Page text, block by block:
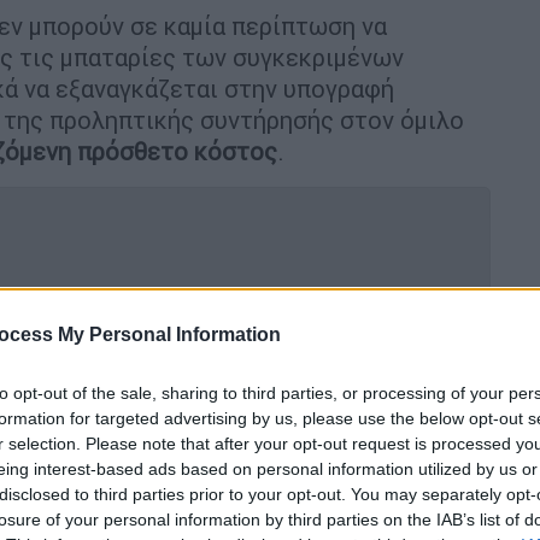
My Personal Information
opt-out of the sale, sharing to third parties, or processing of your
for targeted advertising by us, please use the below opt-out
selection. Please note that after your opt-out request is processed
interest-based ads based on personal information utilized by us
to third parties prior to your opt-out. You may separately
of your personal information by third parties on the IAB’s list of
μπορούν σε καμία περίπτωση να
τις μπαταρίες των συγκεκριμένων
να εξαναγκάζεται στην υπογραφή
προληπτικής συντήρησής στον όμιλο
πρόσθετο κόστος.
αδικήματα στο «μικροσκόπιο»
κίνηση των 48 εκατ. ευρώ
στην Καβάλα - Βρέθηκε